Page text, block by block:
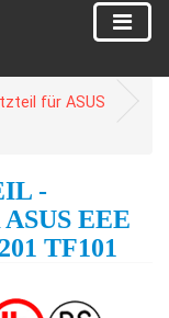
für ASUS
-
EEE
TF101